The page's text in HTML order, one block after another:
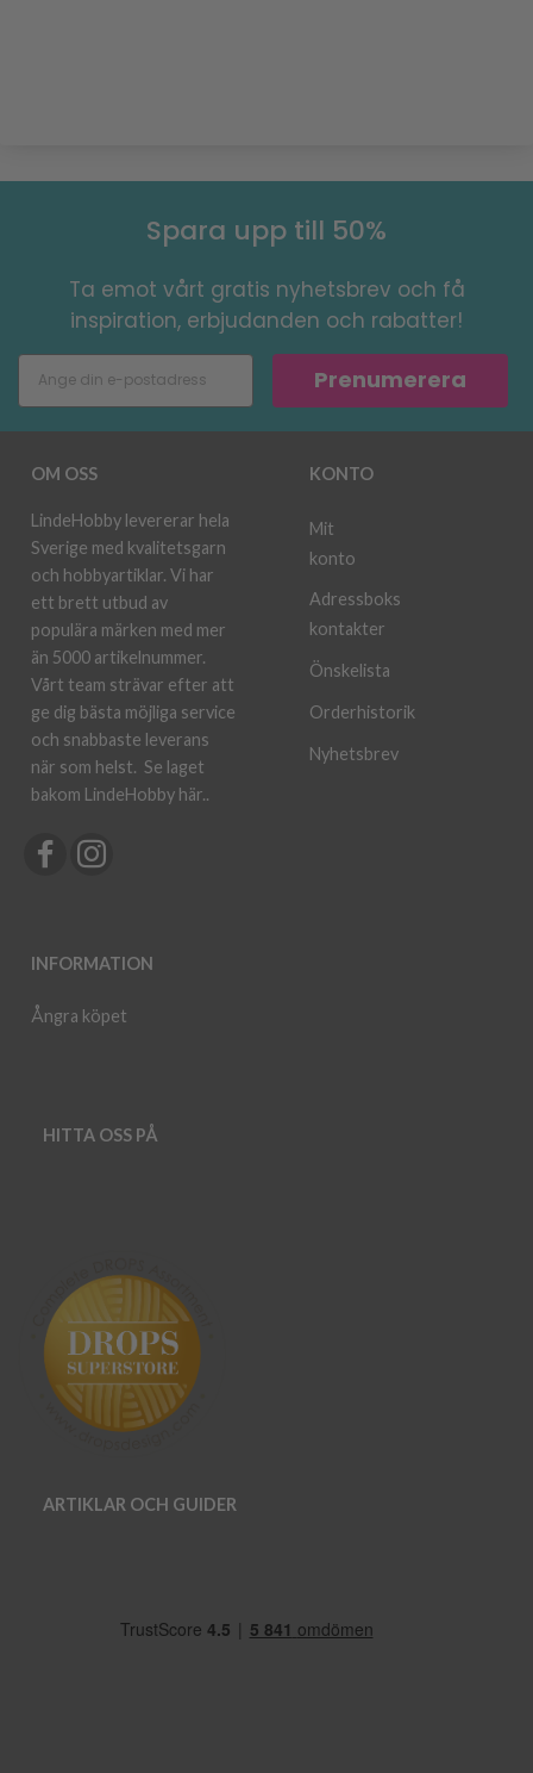
Spara upp till 50%
Ta emot vårt gratis nyhetsbrev och få
inspiration, erbjudanden och rabatter!
Prenumerera
OM OSS
LindeHobby levererar hela
Sverige med kvalitetsgarn
och hobbyartiklar. Vi har
ett brett utbud av
populära märken med mer
än 5000 artikelnummer.
Vårt team strävar efter att
ge dig bästa möjliga service
och snabbaste leverans
när som helst. Se laget
bakom LindeHobby här..
INFORMATION
Ångra köpet
KONTO
Mit
konto
Adressboks
kontakter
Önskelista
Orderhistorik
Nyhetsbrev
HITTA OSS PÅ
ARTIKLAR OCH GUIDER